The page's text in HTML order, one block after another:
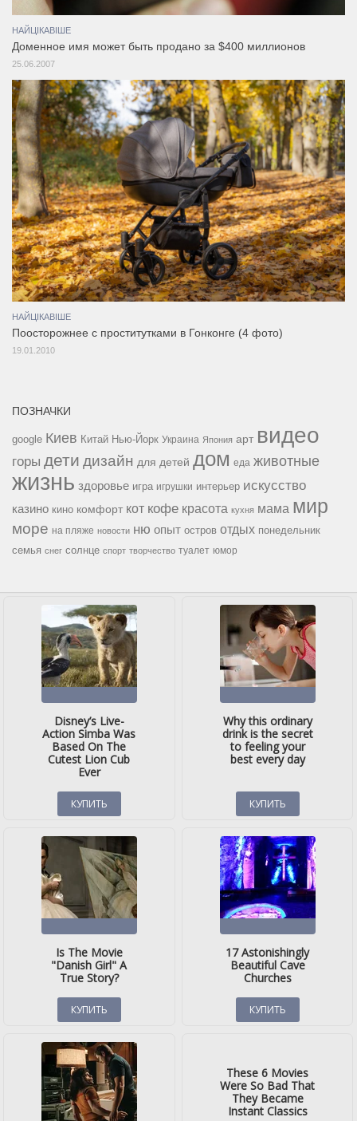
НАЙЦІКАВІШЕ
Доменное имя может быть продано за $400 миллионов
25.06.2007
НАЙЦІКАВІШЕ
Поосторожнее с проститутками в Гонконге (4 фото)
19.01.2010
ПОЗНАЧКИ
google Киев Китай Нью-Йорк Украина Япония арт видео
горы дети дизайн для детей дом еда животные
жизнь здоровье игра игрушки интерьер искусство
казино кино комфорт кот кофе красота кухня мама мир
море на пляже новости ню опыт остров отдых понедельник
семья снег солнце спорт творчество туалет юмор